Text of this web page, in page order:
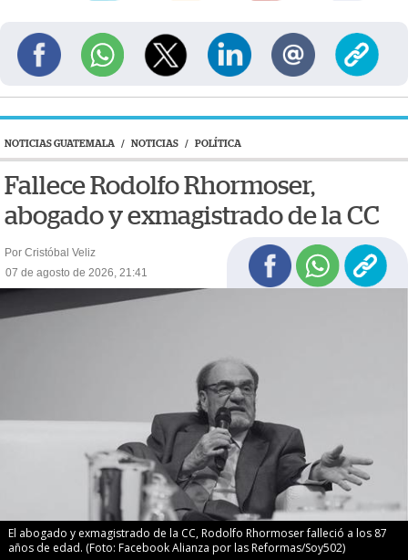
NOTICIAS GUATEMALA / NOTICIAS / POLÍTICA
Fallece Rodolfo Rhormoser,
abogado y exmagistrado de la CC
Por Cristóbal Veliz
07 de agosto de 2026, 21:41
El abogado y exmagistrado de la CC, Rodolfo Rhormoser falleció a los 87
años de edad. (Foto: Facebook Alianza por las Reformas/Soy502)